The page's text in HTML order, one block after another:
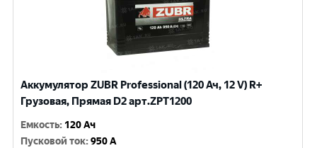
Аккумулятор ZUBR Professional (120 Ач, 12 V) R+
Грузовая, Прямая D2 арт.ZPT1200
Емкость: 120 Ач
Пусковой ток:950 A